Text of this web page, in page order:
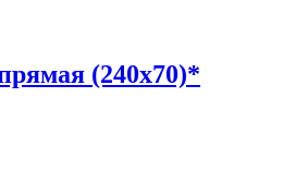
(240х70)*